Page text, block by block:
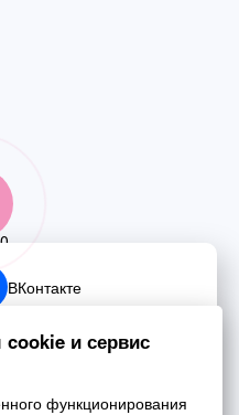
ВКонтакте
Telegramи сервис
функционирования